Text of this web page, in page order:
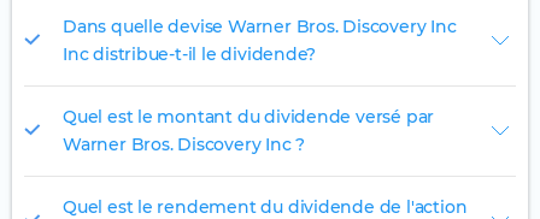
Dans quelle devise Warner Bros. Discovery Inc
Inc distribue-t-il le dividende?
Quel est le montant du dividende versé par
Warner Bros. Discovery Inc ?
Quel est le rendement du dividende de l'action